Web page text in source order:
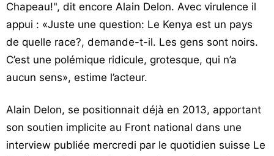
Chapeau!", dit encore Alain Delon. Avec virulence il
appui : «Juste une question: Le Kenya est un pays
de quelle race?, demande-t-il. Les gens sont noirs.
C’est une polémique ridicule, grotesque, qui n’a
aucun sens», estime l’acteur.
Alain Delon, se positionnait déjà en 2013, apportant
son soutien implicite au Front national dans une
interview publiée mercredi par le quotidien suisse Le